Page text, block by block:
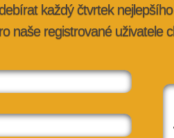
každý čtvrtek
naše registrované uživatele